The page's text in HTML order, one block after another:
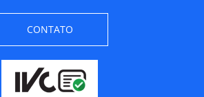
CONTATO